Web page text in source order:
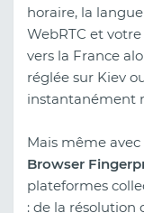
horaire, la
WebRTC et
vers la France
réglée sur Kiev
instantanément
Mais même
Browser
plateformes
: de la résolution